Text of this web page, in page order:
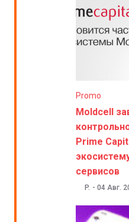
Promo
Moldcell
Prime
сервисов
P. - 04 Авг.